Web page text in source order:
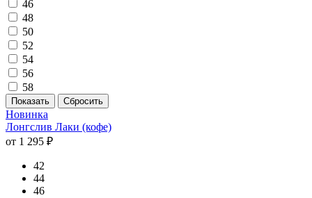
46
48
50
52
54
56
58
Новинка
Лонгслив Лаки (кофе)
от 1 295 ₽
42
44
46